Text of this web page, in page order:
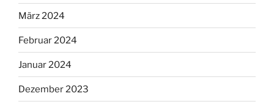
März 2024
Februar 2024
Januar 2024
Dezember 2023